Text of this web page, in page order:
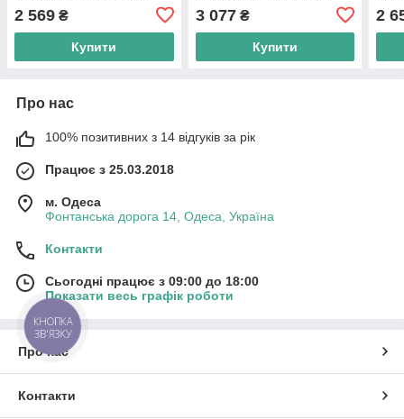
2 569 ₴
Купити
3 077₴
Купити
2
Про нас
100% позитивних з 14 відгуків за рік
Працює з 25.03.2018
м. Одеса
Фонтанська дорога 14, Одеса, Україна
Контакти
Сьогодні працює з 09:00 до 18:00
Показати весь графік роботи
Про нас
Контакти
КНОПКА
ЗВ'ЯЗКУ